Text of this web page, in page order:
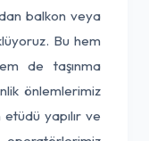
balkon veya
Bu hem
de taşınma
önlemlerimiz
yapılır ve